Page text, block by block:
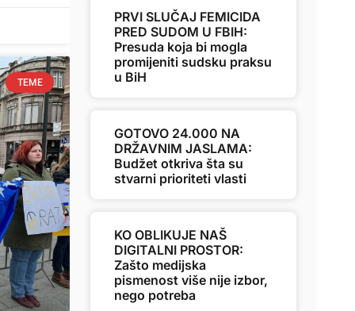
TEME
PRVI SLUČAJ FEMICIDA
PRED SUDOM U FBIH:
Presuda koja bi mogla
promijeniti sudsku praksu
u BiH
GOTOVO 24.000 NA
DRŽAVNIM JASLAMA:
Budžet otkriva šta su
stvarni prioriteti vlasti
KO OBLIKUJE NAŠ
DIGITALNI PROSTOR:
Zašto medijska
pismenost više nije izbor,
nego potreba